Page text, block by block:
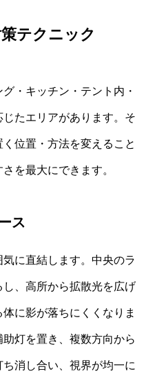
テクニック
・キッチン・テント内・
たエリアがあります。そ
位置・方法を変えること
を最大にできます。
ス
に直結します。中央のラ
、高所から拡散光を広げ
に影が落ちにくくなりま
灯を置き、複数方向から
消し合い、視界が均一に